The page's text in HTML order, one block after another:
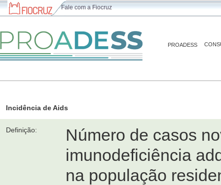
Fale com a Fiocruz
PROADESS
Incidência de Aids
Definição:
Número de casos
imunodeficiência
na população